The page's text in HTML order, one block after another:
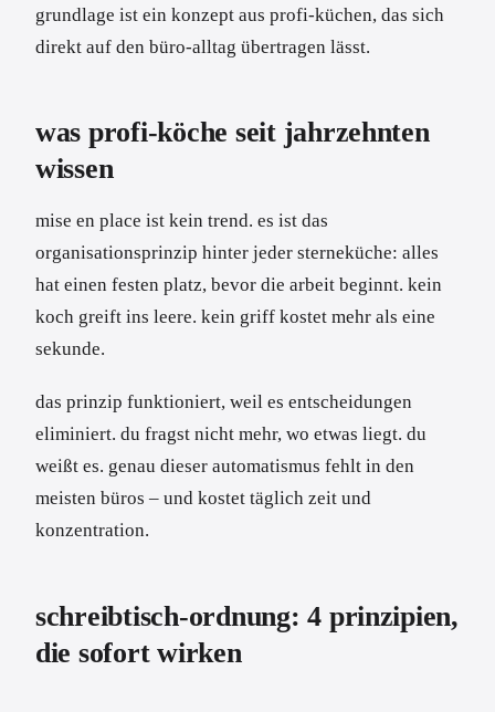
grundlage ist ein konzept aus profi-küchen, das sich
direkt auf den büro-alltag übertragen lässt.
was profi-köche seit jahrzehnten
wissen
mise en place ist kein trend. es ist das
organisationsprinzip hinter jeder sterneküche: alles
hat einen festen platz, bevor die arbeit beginnt. kein
koch greift ins leere. kein griff kostet mehr als eine
sekunde.
das prinzip funktioniert, weil es entscheidungen
eliminiert. du fragst nicht mehr, wo etwas liegt. du
weißt es. genau dieser automatismus fehlt in den
meisten büros – und kostet täglich zeit und
konzentration.
schreibtisch-ordnung: 4 prinzipien,
die sofort wirken